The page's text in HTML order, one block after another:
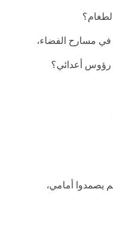
في مسارح الفضاء،
رؤوس أعدائي؟
يصمدوا أمامي،